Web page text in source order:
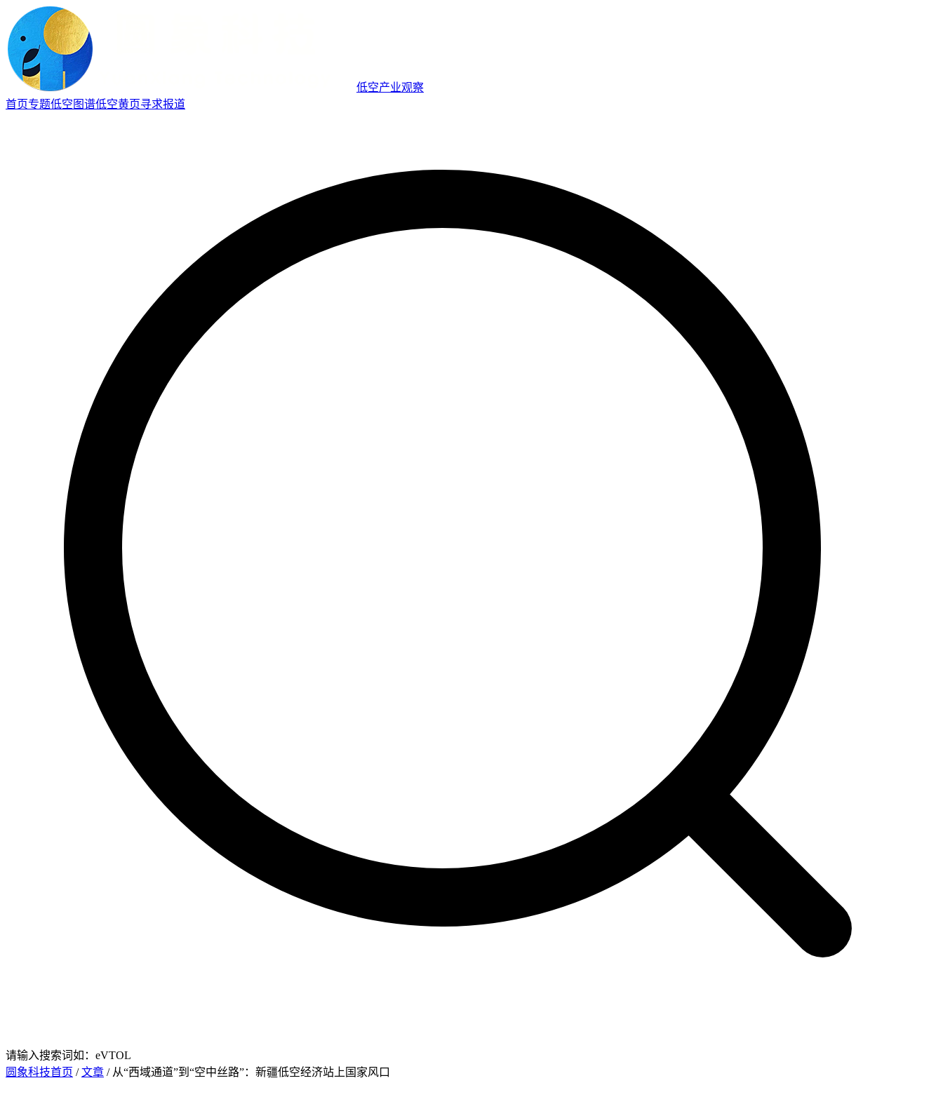
低空产业观察
首页专题低空图谱低空黄页寻求报道
请输入搜索词如：eVTOL
圆象科技首页 /文章 / 从“西域通道”到“空中丝路”：新疆低空经济站上国家风口